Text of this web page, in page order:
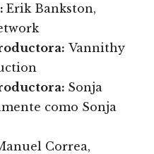
Erik Bankston,
Vannithy
Sonja
como Sonja
Correa,